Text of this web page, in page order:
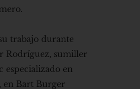
trabajo durante
Rodríguez, sumiller
especializado en
en Bart Burger